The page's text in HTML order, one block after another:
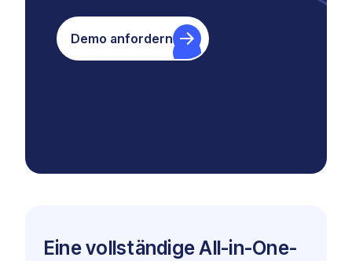
Demo anfordern
Eine vollständige All-in-One-